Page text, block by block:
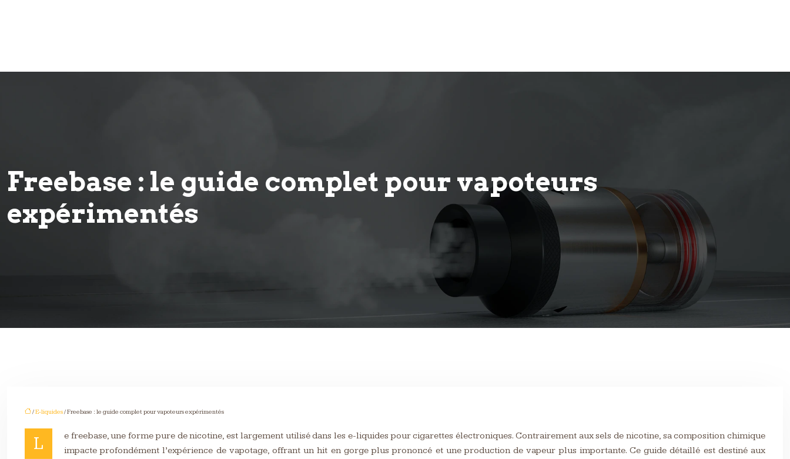
Freebase : le guide complet pour vapoteurs
expérimentés
/E-liquides/ Freebase : le guide complet pour vapoteurs expérimentés
L
e freebase, une forme pure de nicotine, est largement utilisé dans les e-liquides pour cigarettes électroniques. Contrairement aux sels de nicotine, sa composition chimique
impacte profondément l’expérience de vapotage, offrant un hit en gorge plus prononcé et une production de vapeur plus importante. Ce guide détaillé est destiné aux